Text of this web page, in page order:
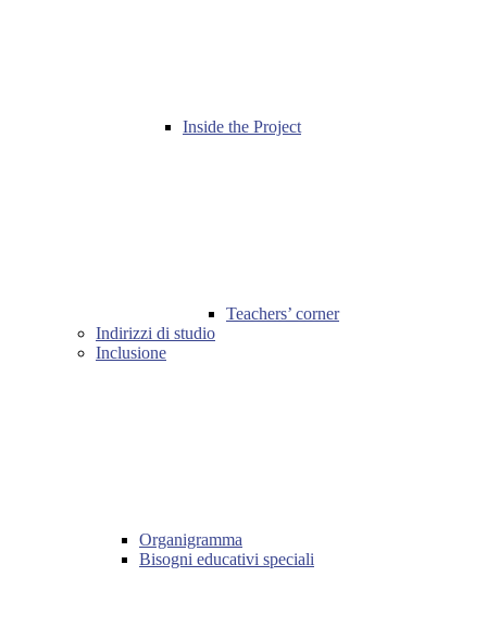
Inside the Project
Teachers’ corner
Indirizzi di studio
Inclusione
Organigramma
Bisogni educativi speciali